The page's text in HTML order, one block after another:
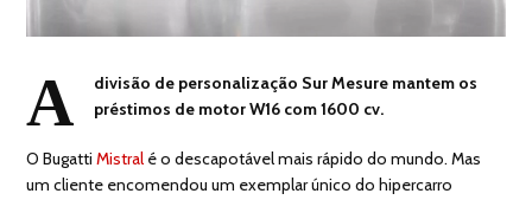
A
divisão de personalização Sur Mesure mantem os
préstimos de motor W16 com 1600 cv.
O BugattiMistral é o descapotável mais rápido do mundo. Mas
um cliente encomendou um exemplar único do hipercarro